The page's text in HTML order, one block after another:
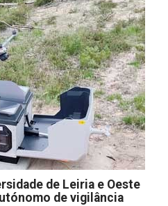
de Leiria e Oeste
de vigilância